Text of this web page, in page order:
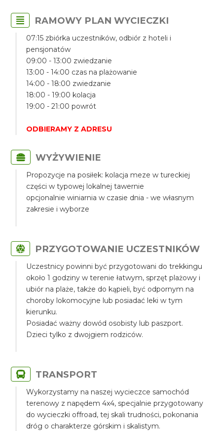
RAMOWY PLAN WYCIECZKI
07:15 zbiórka uczestników, odbiór z hoteli i
pensjonatów
09:00 - 13:00 zwiedzanie
13:00 - 14:00 czas na plażowanie
14:00 - 18:00 zwiedzanie
18:00 - 19:00 kolacja
19:00 - 21:00 powrót
ODBIERAMY Z ADRESU
WYŻYWIENIE
Propozycje na posiłek: kolacja meze w tureckiej
części w typowej lokalnej tawernie
opcjonalnie winiarnia w czasie dnia - we własnym
zakresie i wyborze
PRZYGOTOWANIE UCZESTNIKÓW
Uczestnicy powinni być przygotowani do trekkingu
około 1 godziny w terenie łatwym, sprzęt plażowy i
ubiór na plaże, także do kąpieli, być odpornym na
choroby lokomocyjne lub posiadać leki w tym
kierunku.
Posiadać ważny dowód osobisty lub paszport.
Dzieci tylko z dwojgiem rodziców.
TRANSPORT
Wykorzystamy na naszej wycieczce samochód
terenowy z napędem 4x4, specjalnie przygotowany
do wycieczki offroad, tej skali trudności, pokonania
dróg o charakterze górskim i skalistym.